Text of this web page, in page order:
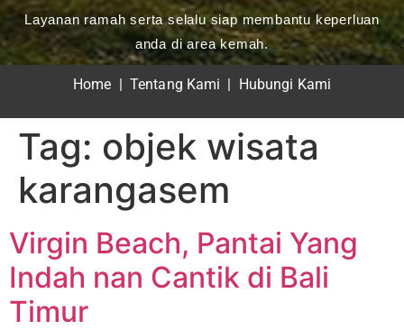
Layanan ramah serta selalu siap membantu keperluan
anda di area kemah.
Home Tentang Kami Hubungi Kami
Tag: objek wisata
karangasem
Virgin Beach, Pantai Yang
Indah nan Cantik di Bali
Timur